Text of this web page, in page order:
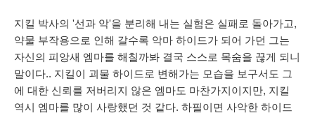
지킬 박사의 '선과 악'을 분리해 내는 실험은 실패로 돌아가고,
약물 부작용으로 인해 갈수록 악마 하이드가 되어 가던 그는
자신의 피앙새 엠마를 해칠까봐 결국 스스로 목숨을 끊게 되니
말이다.. 지킬이 괴물 하이드로 변해가는 모습을 보구서도 그
에 대한 신뢰를 저버리지 않은 엠마도 마찬가지이지만, 지킬
역시 엠마를 많이 사랑했던 것 같다. 하필이면 사악한 하이드